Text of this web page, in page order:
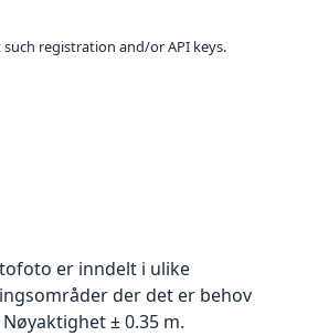
registration and/or API keys.
er inndelt i ulike
der det er behov
± 0.35 m.